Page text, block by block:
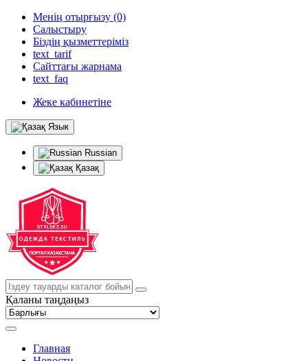
Менің отырғызу (0)
Салыстыру
Біздің қызметтеріміз
text_tarif
Сайттағы жарнама
text_faq
Жеке кабинетіне
Язык
Russian
Қазақ
Қаланы таңдаңыз
Главная